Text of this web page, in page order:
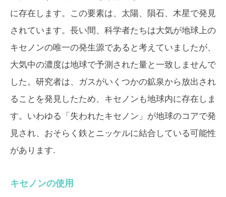
に存在します。この要素は、太陽、隕石、木星で発見
されています。長い間、科学者たちは大気が地球上の
キセノンの唯一の発生源であると考えていましたが、
大気中の濃度は地球で予測された量と一致しませんで
した。研究者は、ガスがいくつかの鉱泉から放出され
ることを発見したため、キセノンも地球内に存在しま
す。いわゆる「失われたキセノン」が地球のコアで発
見され、おそらく鉄とニッケルに結合している可能性
があります.
キセノンの使用